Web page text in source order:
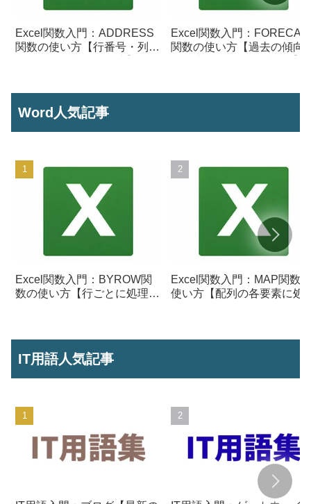
Excel関数入門：ADDRESS
関数の使い方【行番号・列番
Excel関数入門：
関数の使い方【過去の傾向
Word人気記事
Excel関数入門：BYROW関
数の使い方【行ごとに処理を
Excel関数入門：MAP関数の
使い方【配列の各要素に処
IT用語人気記事